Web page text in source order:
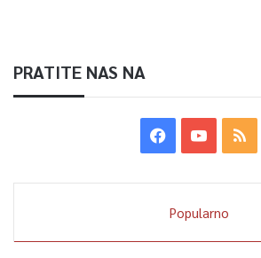
PRATITE NAS NA
Popularno